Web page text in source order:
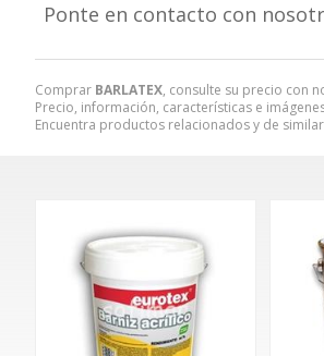
Comprar BARLATEX, consulte su precio con
Precio, información, características e
Encuentra productos relacionados y de
Ponte en contacto con